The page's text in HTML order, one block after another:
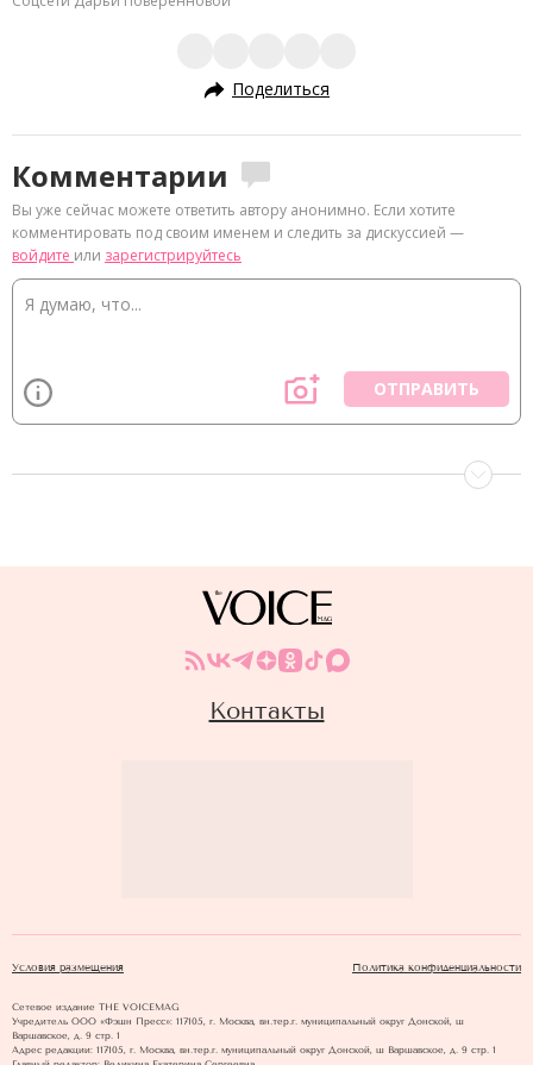
Поделиться
Комментарии
Вы уже сейчас можете ответить автору анонимно. Если хотите
комментировать под своим именем и следить за дискуссией —
войдите или зарегистрируйтесь
ОТПРАВИТЬ
Контакты
Условия размещения Политика конфиденциальности
Сетевое издание THE VOICEMAG
Учредитель ООО «Фэшн Пресс»: 117105, г. Москва, вн.тер.г. муниципальный округ Донской, ш
Варшавское, д. 9 стр. 1
Адрес редакции: 117105, г. Москва, вн.тер.г. муниципальный округ Донской, ш Варшавское, д. 9 стр. 1